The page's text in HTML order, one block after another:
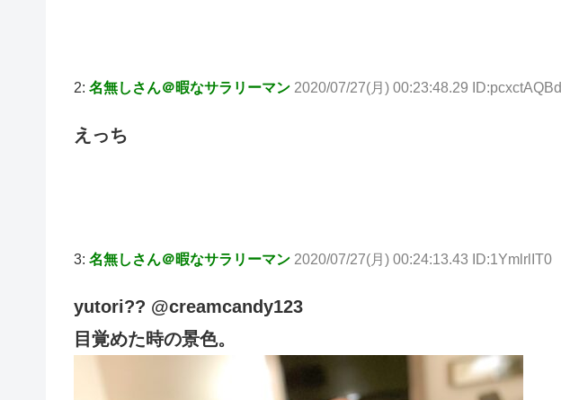
2: 名無しさん＠暇なサラリーマン 2020/07/27(月) 00:23:48.29 ID:pcxctAQBd
えっち
3: 名無しさん＠暇なサラリーマン 2020/07/27(月) 00:24:13.43 ID:1YmlrlIT0
yutori?? @creamcandy123
目覚めた時の景色。